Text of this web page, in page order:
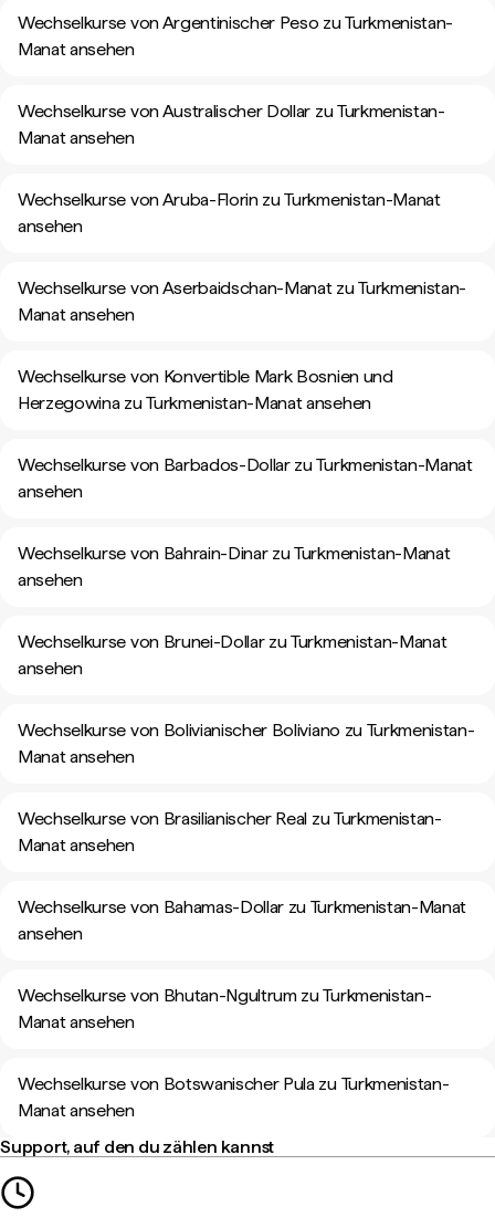
Wechselkurse von Argentinischer Peso zu Turkmenistan-
Manat ansehen
Wechselkurse von Australischer Dollar zu Turkmenistan-
Manat ansehen
Wechselkurse von Aruba-Florin zu Turkmenistan-Manat
ansehen
Wechselkurse von Aserbaidschan-Manat zu Turkmenistan-
Manat ansehen
Wechselkurse von Konvertible Mark Bosnien und
Herzegowina zu Turkmenistan-Manat ansehen
Wechselkurse von Barbados-Dollar zu Turkmenistan-Manat
ansehen
Wechselkurse von Bahrain-Dinar zu Turkmenistan-Manat
ansehen
Wechselkurse von Brunei-Dollar zu Turkmenistan-Manat
ansehen
Wechselkurse von Bolivianischer Boliviano zu Turkmenistan-
Manat ansehen
Wechselkurse von Brasilianischer Real zu Turkmenistan-
Manat ansehen
Wechselkurse von Bahamas-Dollar zu Turkmenistan-Manat
ansehen
Wechselkurse von Bhutan-Ngultrum zu Turkmenistan-
Manat ansehen
Wechselkurse von Botswanischer Pula zu Turkmenistan-
Manat ansehen
Support, auf den du zählen kannst